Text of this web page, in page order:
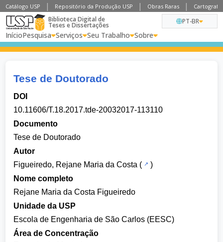
Catálogo USP Repositório da Produção USP Obras Raras
Biblioteca Digital de
Teses e Dissertações
InícioPesquisa Serviços Seu Trabalho Sobre
PT-BR
Tese de Doutorado
DOI
10.11606/T.18.2017.tde-20032017-113110
Documento
Tese de Doutorado
Autor
Figueiredo, Rejane Maria da Costa (
)
Nome completo
Rejane Maria da Costa Figueiredo
Unidade da USP
Escola de Engenharia de São Carlos (EESC)
Área de Concentração